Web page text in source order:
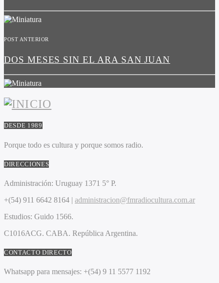
POST ANTERIOR
DOS MESES SIN EL ARA SAN JUAN
DESDE 1989
Porque todo es cultura y porque somos radio.
DIRECCIONES
Administración: Uruguay 1371 5° P.
+(54) 911 6642 8164 | administracion@fmradiocultura.com.ar
Estudios: Guido 1566.
C1016ACG. CABA. República Argentina.
CONTACTO DIRECTO
Whatsapp para mensajes: +(54) 9 11 5577 1192